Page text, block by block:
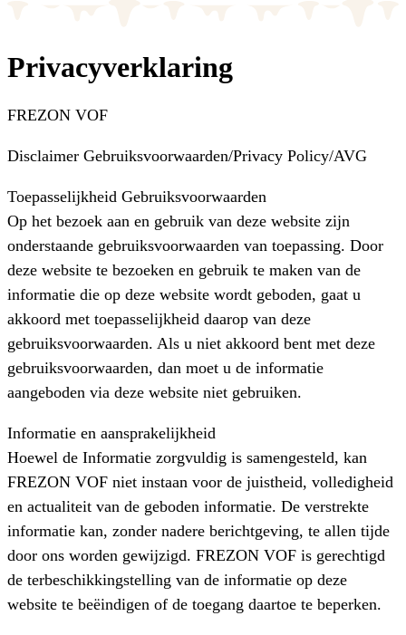
Privacyverklaring
FREZON VOF
Disclaimer Gebruiksvoorwaarden/Privacy Policy/AVG
Toepasselijkheid Gebruiksvoorwaarden
Op het bezoek aan en gebruik van deze website zijn
onderstaande gebruiksvoorwaarden van toepassing. Door
deze website te bezoeken en gebruik te maken van de
informatie die op deze website wordt geboden, gaat u
akkoord met toepasselijkheid daarop van deze
gebruiksvoorwaarden. Als u niet akkoord bent met deze
gebruiksvoorwaarden, dan moet u de informatie
aangeboden via deze website niet gebruiken.
Informatie en aansprakelijkheid
Hoewel de Informatie zorgvuldig is samengesteld, kan
FREZON VOF niet instaan voor de juistheid, volledigheid
en actualiteit van de geboden informatie. De verstrekte
informatie kan, zonder nadere berichtgeving, te allen tijde
door ons worden gewijzigd. FREZON VOF is gerechtigd
de terbeschikkingstelling van de informatie op deze
website te beëindigen of de toegang daartoe te beperken.